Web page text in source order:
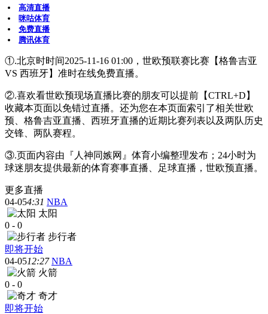
高清直播
咪咕体育
免费直播
腾讯体育
①.北京时时间2025-11-16 01:00，世欧预联赛比赛【格鲁吉亚
VS 西班牙】准时在线免费直播。
②.喜欢看世欧预现场直播比赛的朋友可以提前【CTRL+D】
收藏本页面以免错过直播。还为您在本页面索引了相关世欧
预、格鲁吉亚直播、西班牙直播的近期比赛列表以及两队历史
交锋、两队赛程。
③.页面内容由『人神同嫉网』体育小编整理发布；24小时为
球迷朋友提供最新的体育赛事直播、足球直播，世欧预直播。
更多直播
04-054:31 NBA
太阳
0 - 0
步行者
即将开始
04-0512:27 NBA
火箭
0 - 0
奇才
即将开始